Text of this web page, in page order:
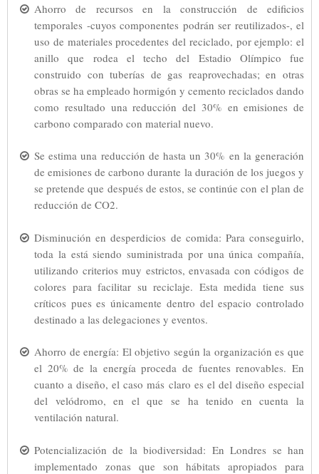
Ahorro de recursos en la construcción de edificios
temporales -cuyos componentes podrán ser reutilizados-, el
uso de materiales procedentes del reciclado, por ejemplo: el
anillo que rodea el techo del Estadio Olímpico fue
construido con tuberías de gas reaprovechadas; en otras
obras se ha empleado hormigón y cemento reciclados dando
como resultado una reducción del 30% en emisiones de
carbono comparado con material nuevo.
Se estima una reducción de hasta un 30% en la generación
de emisiones de carbono durante la duración de los juegos y
se pretende que después de estos, se continúe con el plan de
reducción de CO2.
Disminución en desperdicios de comida: Para conseguirlo,
toda la está siendo suministrada por una única compañía,
utilizando criterios muy estrictos, envasada con códigos de
colores para facilitar su reciclaje. Esta medida tiene sus
críticos pues es únicamente dentro del espacio controlado
destinado a las delegaciones y eventos.
Ahorro de energía: El objetivo según la organización es que
el 20% de la energía proceda de fuentes renovables. En
cuanto a diseño, el caso más claro es el del diseño especial
del velódromo, en el que se ha tenido en cuenta la
ventilación natural.
Potencialización de la biodiversidad: En Londres se han
implementado zonas que son hábitats apropiados para